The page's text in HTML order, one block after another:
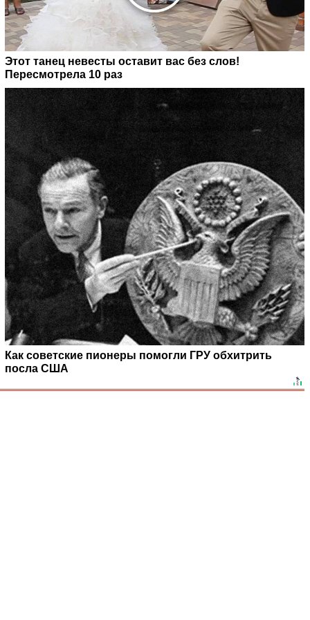
Этот танец невесты оставит вас без слов!
Пересмотрела 10 раз
Как советские пионеры помогли ГРУ обхитрить
посла США